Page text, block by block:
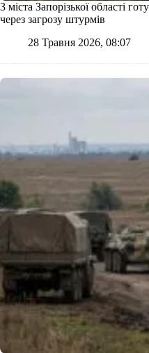
3 міста Запорізької області
через загрозу штурмів
28 Травня 2026, 08:07